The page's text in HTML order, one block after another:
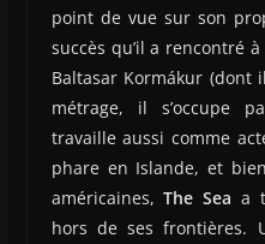
point de vue sur son
succès qu’il a rencontré
Baltasar Kormákur (dont
métrage, il s’occupe
travaille aussi comme
phare en Islande, et
américaines,The Sea a
hors de ses frontières.